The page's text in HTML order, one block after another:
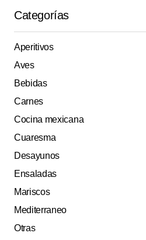
Categorías
Aperitivos
Aves
Bebidas
Carnes
Cocina mexicana
Cuaresma
Desayunos
Ensaladas
Mariscos
Mediterraneo
Otras